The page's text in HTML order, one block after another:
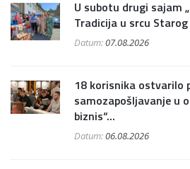
U subotu drugi sajam
Tradicija u srcu
Datum:07.08.2026
18 korisnika ostvarilo
samozapošljavanje u
biznis“...
Datum:06.08.2026